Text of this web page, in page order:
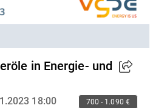
in Energie- und
18:00 700 - 1.090 €